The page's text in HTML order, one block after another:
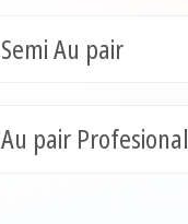
Semi Au pair
Au pair Profesional